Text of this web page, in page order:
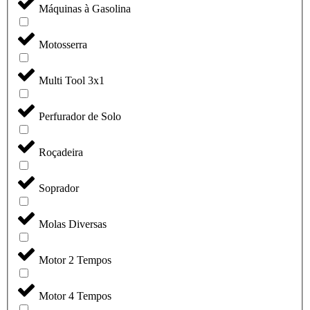
Máquinas à Gasolina
Motosserra
Multi Tool 3x1
Perfurador de Solo
Roçadeira
Soprador
Molas Diversas
Motor 2 Tempos
Motor 4 Tempos